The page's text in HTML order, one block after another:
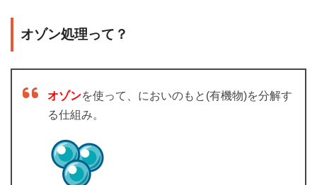
オゾン処理って？
オゾンを使って、においのもと(有機物)を分解す
る仕組み。